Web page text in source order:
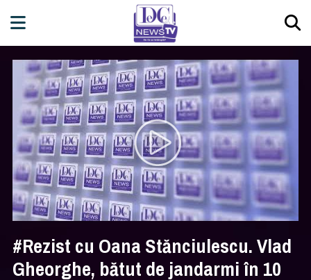
#Rezist cu Oana Stănciulescu. Vlad
Gheorghe, bătut de jandarmi în 10